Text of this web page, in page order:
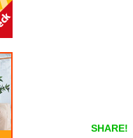
SHARE!